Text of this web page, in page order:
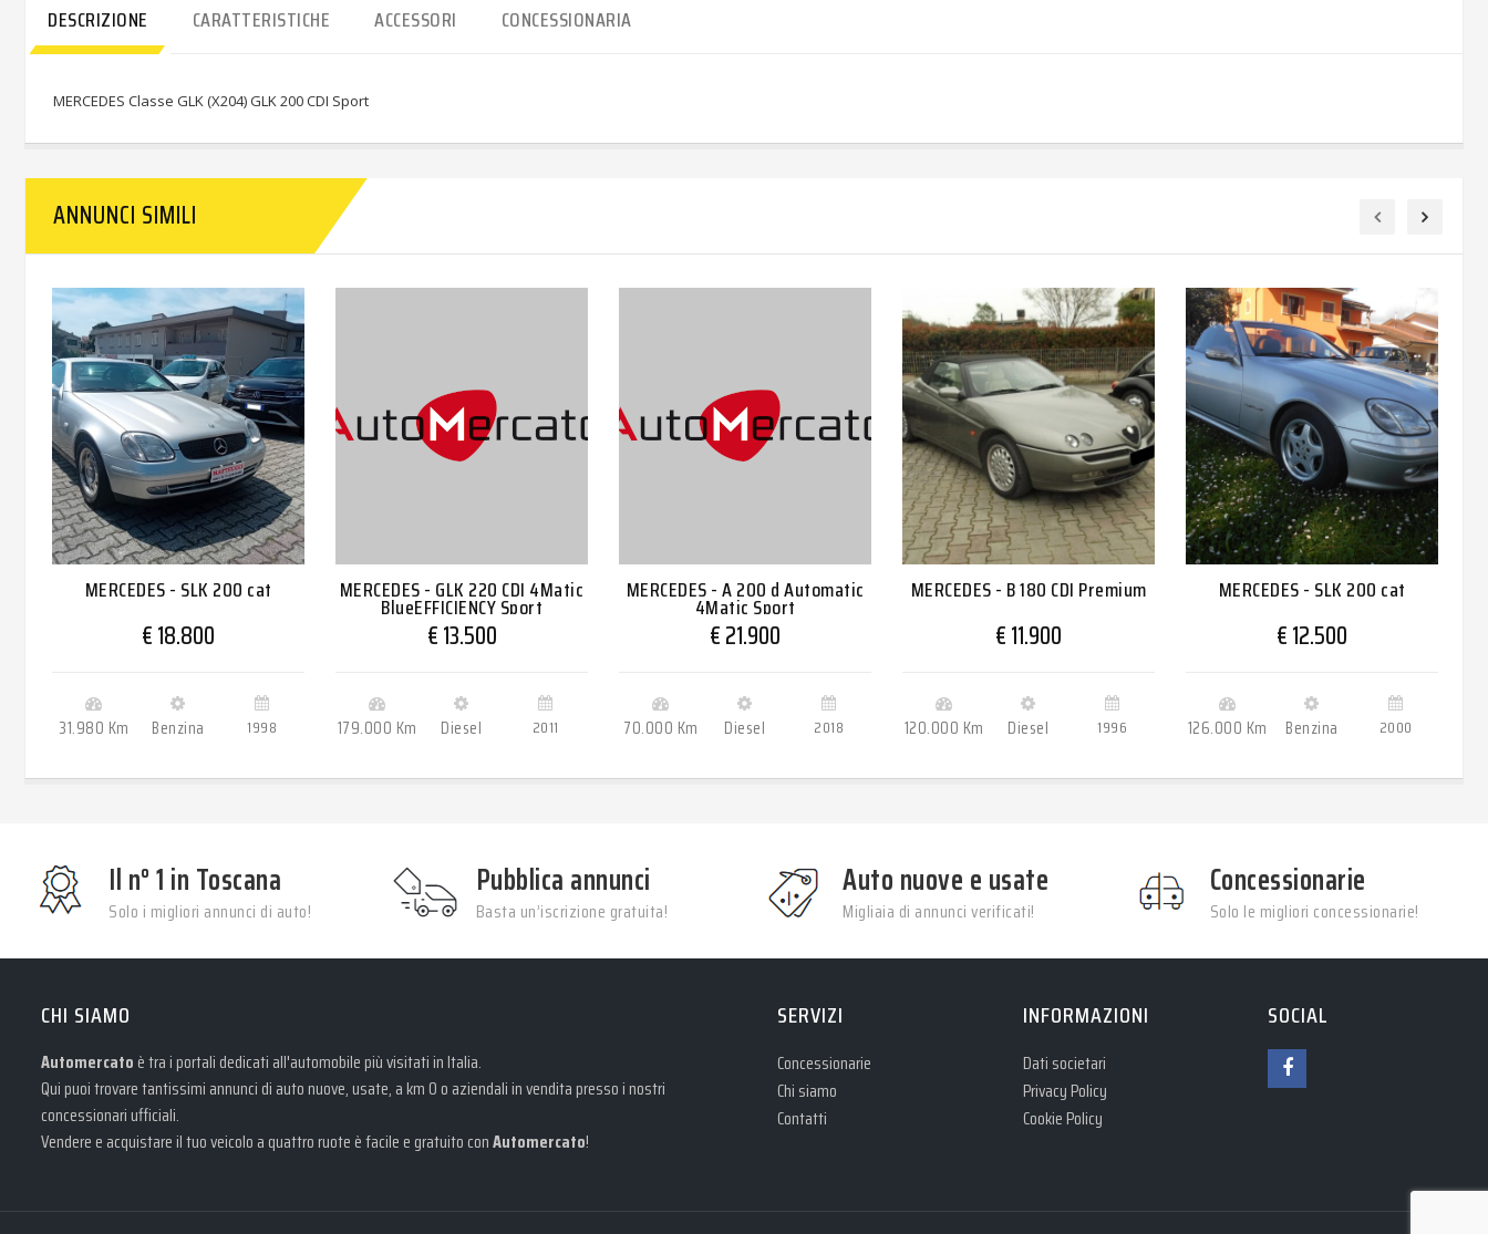
DESCRIZIONE CARATTERISTICHE ACCESSORI CONCESSIONARIA
MERCEDES Classe GLK (X204) GLK 200 CDI Sport
ANNUNCI SIMILI
MERCEDES - SLK 200 cat
€ 18.800
31.980 Km Benzina 1998
MERCEDES - GLK 220 CDI 4Matic
BlueEFFICIENCY Sport
€ 13.500
179.000 Km Diesel 2011
MERCEDES - A 200 d Automatic
4Matic Sport
€ 21.900
70.000 Km Diesel 2018
MERCEDES - B 180 CDI Premium
€ 11.900
120.000 Km Diesel 1996
MERCEDES - SLK 200 cat
€ 12.500
126.000 Km Benzina 2000
Il n° 1 in Toscana
Solo i migliori annunci di auto!
Pubblica annunci
Basta un’iscrizione gratuita!
Auto nuove e usate
Migliaia di annunci verificati!
Concessionarie
Solo le migliori concessionarie!
CHI SIAMO
Automercato è tra i portali dedicati all'automobile più visitati in Italia.
Qui puoi trovare tantissimi annunci di auto nuove, usate, a km 0 o aziendali in vendita presso i nostri
concessionari ufficiali.
Vendere e acquistare il tuo veicolo a quattro ruote è facile e gratuito conAutomercato!
SERVIZI
Concessionarie
Chi siamo
Contatti
INFORMAZIONI
Dati societari
Privacy Policy
Cookie Policy
SOCIAL